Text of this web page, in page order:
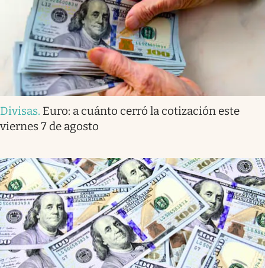
Divisas. Euro: a cuánto cerró la cotización este
viernes 7 de agosto